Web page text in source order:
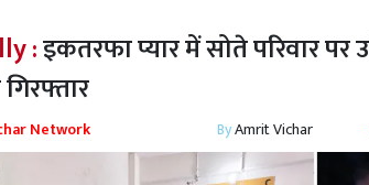
:इकतरफा प्यार में सोते परिवार
Network ByAmrit Vichar